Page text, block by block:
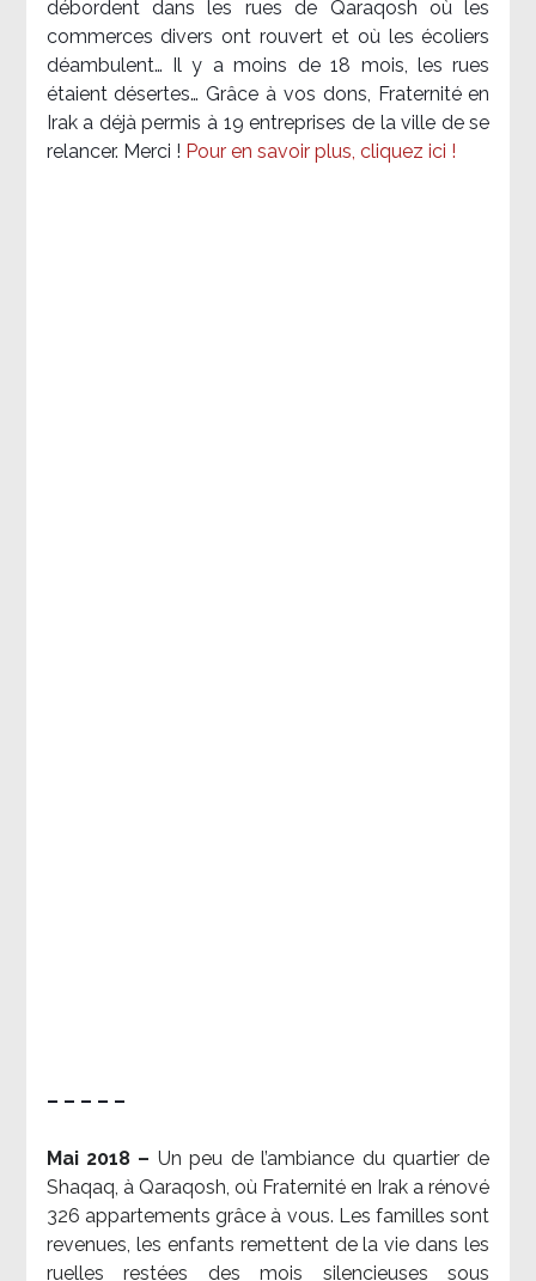
débordent dans les rues de Qaraqosh où les
commerces divers ont rouvert et où les écoliers
déambulent… Il y a moins de 18 mois, les rues
étaient désertes… Grâce à vos dons, Fraternité en
Irak a déjà permis à 19 entreprises de la ville de se
relancer. Merci ! Pour en savoir plus, cliquez ici !
– – – – –
Mai 2018 – Un peu de l’ambiance du quartier de
Shaqaq, à Qaraqosh, où Fraternité en Irak a rénové
326 appartements grâce à vous. Les familles sont
revenues, les enfants remettent de la vie dans les
ruelles restées des mois silencieuses sous